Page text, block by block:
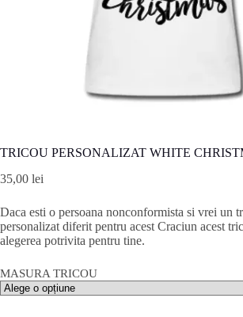
TRICOU PERSONALIZAT WHITE
35,00 lei
Daca esti o persoana nonconformista si vrei un
personalizat diferit pentru acest Craciun acest
alegerea potrivita pentru tine.
MASURA TRICOU